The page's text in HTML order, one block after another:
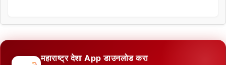
महाराष्ट्र देशा App डाउनलोड करा